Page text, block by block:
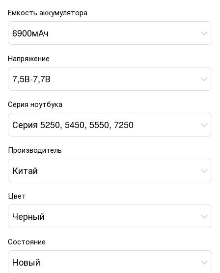
Емкость аккумулятора
6900мАч
Напряжение
7,5В-7,7В
Серия ноутбука
Серия 5250, 5450, 5550, 7250
Производитель
Китай
Цвет
Черный
Состояние
Новый